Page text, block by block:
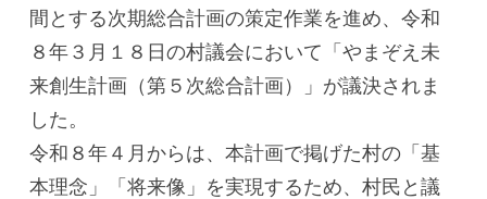
間とする次期総合計画の策定作業を進め、令和
８年３月１８日の村議会において「やまぞえ未
来創生計画（第５次総合計画）」が議決されま
した。
令和８年４月からは、本計画で掲げた村の「基
本理念」「将来像」を実現するため、村民と議